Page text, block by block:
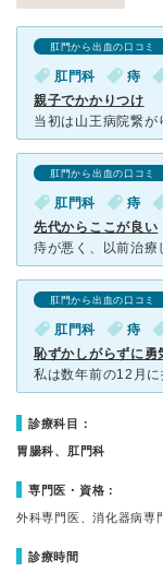
肛門から出血の口コミ
肛門科 痔
親子でかかりつけ
肛門から出血の口コミ
肛門科 痔
先代からここが良い
肛門から出血の口コミ
肛門科 痔
恥ずかしがらずに勇
診療科目：
胃腸科、肛門科
専門医・資格：
外科専門医、消化器病専
診療時間